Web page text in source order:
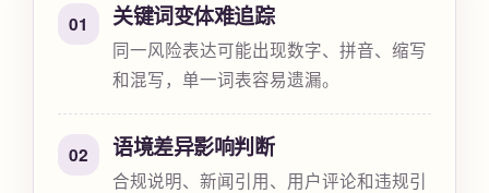
01 关键词变体难追踪
同一风险表达可能出现数字、拼音、缩写
和混写，单一词表容易遗漏。
02 语境差异影响判断
合规说明、新闻引用、用户评论和违规引